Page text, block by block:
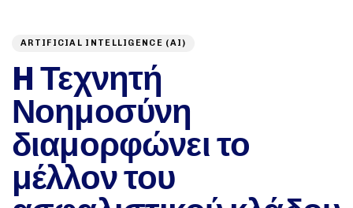
ARTIFICIAL INTELLIGENCE (AI)
H Τεχνητή
Νοημοσύνη
διαμορφώνει το
μέλλον του